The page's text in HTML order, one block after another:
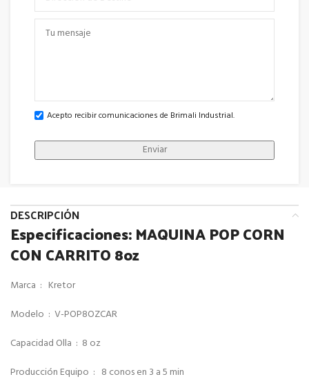
Acepto recibir comunicaciones de Brimali Industrial.
DESCRIPCIÓN
Especificaciones: MAQUINA POP CORN
CON CARRITO 8oz
Marca : Kretor
Modelo : V-POP8OZCAR
Capacidad Olla : 8 oz
Producción Equipo : 8 conos en 3 a 5 min